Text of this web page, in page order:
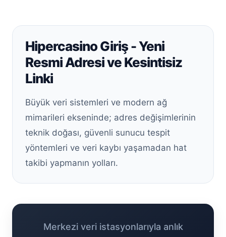
Hipercasino Giriş - Yeni
Resmi Adresi ve Kesintisiz
Linki
Büyük veri sistemleri ve modern ağ
mimarileri ekseninde; adres değişimlerinin
teknik doğası, güvenli sunucu tespit
yöntemleri ve veri kaybı yaşamadan hat
takibi yapmanın yolları.
Merkezi veri istasyonlarıyla anlık